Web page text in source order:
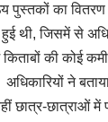
का वितरण
थी, जिसमें से
की कोई
ने
छात्र-छात्राओं